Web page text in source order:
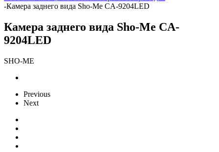
-Камера заднего вида Sho-Me CA-9204LED
Камера заднего вида Sho-Me CA-
9204LED
SHO-ME
Previous
Next